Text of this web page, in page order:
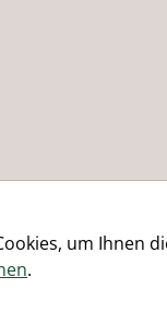
um Ihnen
.